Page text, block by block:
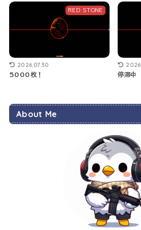
RED STONE
2026.07.30
5000枚！ 停滞中
About Me